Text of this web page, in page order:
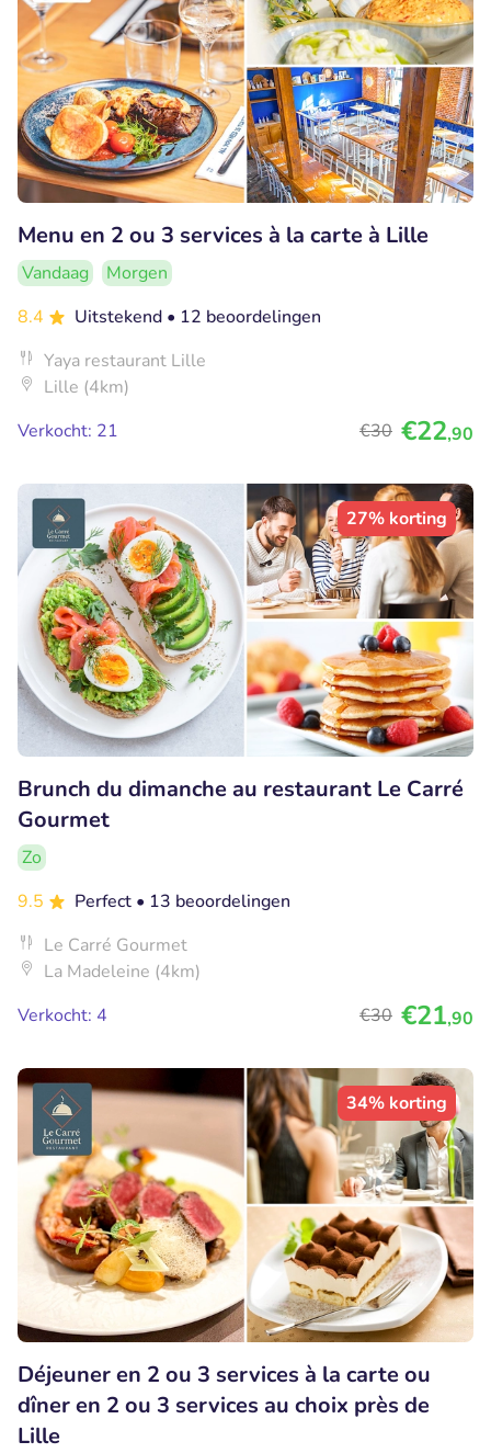
Menu en 2 ou 3 services à la carte à Lille
Vandaag
Morgen
8.4
Uitstekend • 12 beoordelingen
Yaya restaurant Lille
Lille (4km)
Verkocht: 21
€30 €22,90
27% korting
Brunch du dimanche au restaurant Le Carré
Gourmet
Zo
9.5
Perfect • 13 beoordelingen
Le Carré Gourmet
La Madeleine (4km)
Verkocht: 4
€30 €21,90
34% korting
Déjeuner en 2 ou 3 services à la carte ou
dîner en 2 ou 3 services au choix près de
Lille